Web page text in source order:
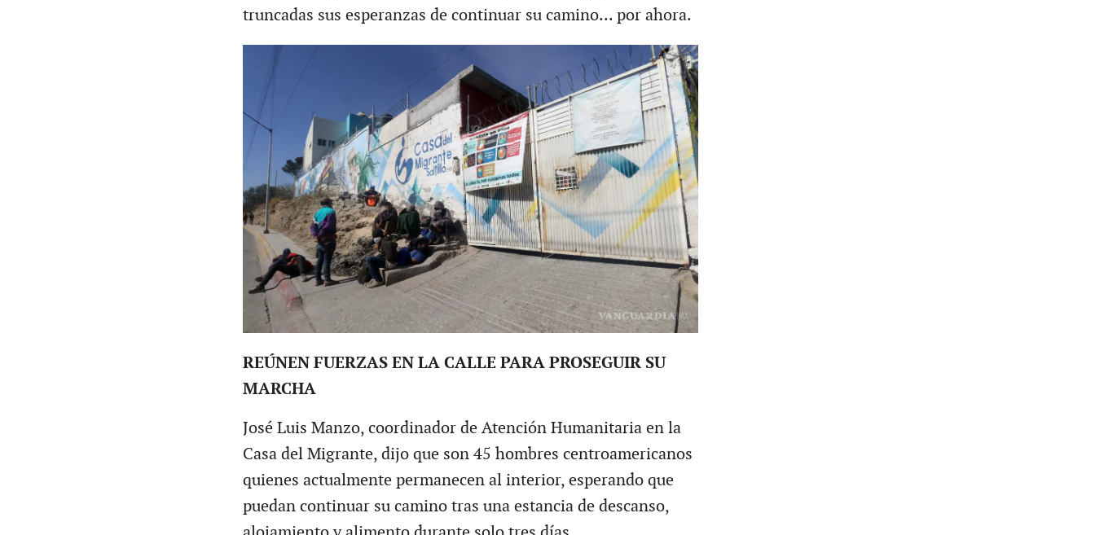
truncadas sus esperanzas de continuar su camino... por ahora.
REÚNEN FUERZAS EN LA CALLE PARA PROSEGUIR SU
MARCHA
José Luis Manzo, coordinador de Atención Humanitaria en la
Casa del Migrante, dijo que son 45 hombres centroamericanos
quienes actualmente permanecen al interior, esperando que
puedan continuar su camino tras una estancia de descanso,